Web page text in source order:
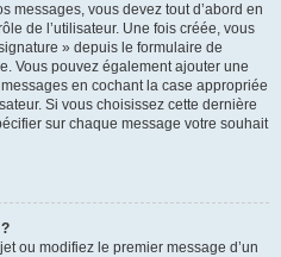
messages, vous devez tout d’abord en
de l’utilisateur. Une fois créée, vous
» depuis le formulaire de
Vous pouvez également ajouter une
en cochant la case appropriée
Si vous choisissez cette dernière
sur chaque message votre souhait
ou modifiez le premier message d’un